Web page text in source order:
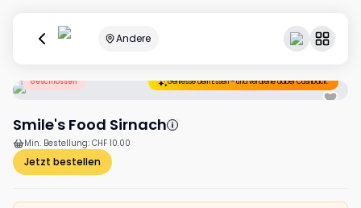
Andere
Geschlossen Geniesse dein Essen – und verdiene dabei Cashback.
Smile's Food Sirnach
Min. Bestellung: CHF 10.00
Jetzt bestellen